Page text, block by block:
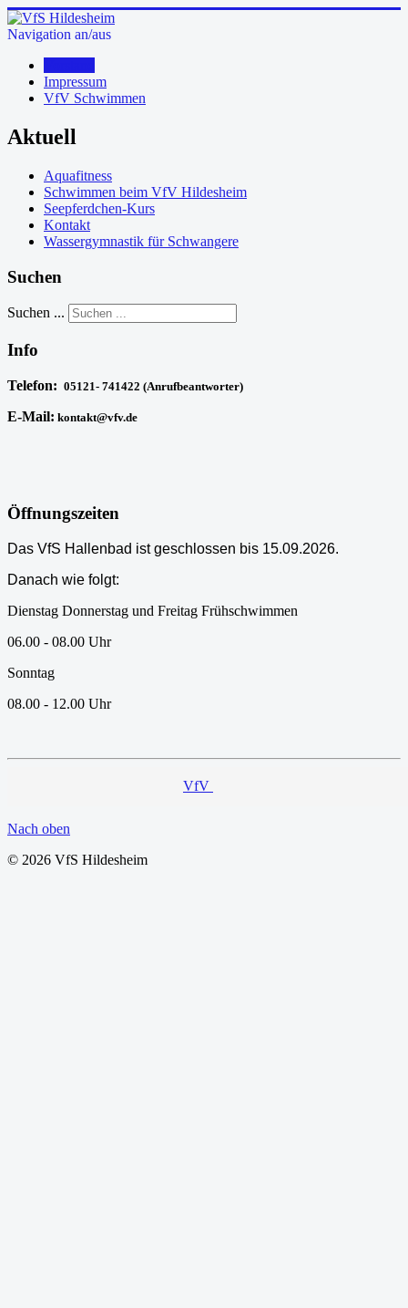
Navigation an/aus
Impressum
VfV Schwimmen
Aktuell
Aquafitness
Schwimmen beim VfV Hildesheim
Seepferdchen-Kurs
Kontakt
Wassergymnastik für Schwangere
Suchen
Suchen ...
Info
Telefon: 05121- 741422 (Anrufbeantworter)
E-Mail: kontakt@vfv.de
Öffnungszeiten
Das VfS Hallenbad ist geschlossen bis 15.09.2026.
Danach wie folgt:
Dienstag Donnerstag und Freitag Frühschwimmen
06.00 - 08.00 Uhr
Sonntag
08.00 - 12.00 Uhr
VfV
Nach oben
© 2026 VfS Hildesheim